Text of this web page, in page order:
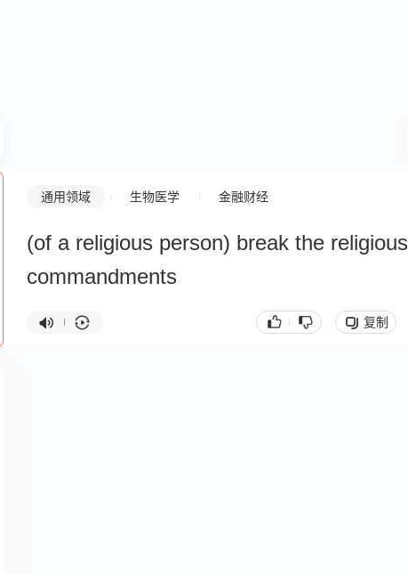
通用领域 生物医学 金融财经
(of a religious person) break the religious
commandments
复制